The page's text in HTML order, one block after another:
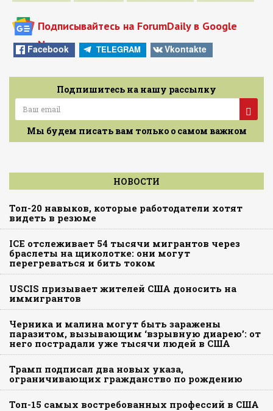
Подписывайтесь на ForumDaily в Google
News
Facebook TELEGRAM Vkontakte
Подпишитесь на нашу рассылку
Мы будем писать вам только о самом важном
НОВОСТИ
Топ-20 навыков, которые работодатели хотят
видеть в резюме
ICE отслеживает 54 тысячи мигрантов через
браслеты на щиколотке: они могут
перегреваться и бить током
USCIS призывает жителей США доносить на
иммигрантов
Черника и малина могут быть заражены
паразитом, вызывающим ‘взрывную диарею’: от
него пострадали уже тысячи людей в США
Трамп подписал два новых указа,
ограничивающих гражданство по рождению
Топ-15 самых востребованных профессий в США